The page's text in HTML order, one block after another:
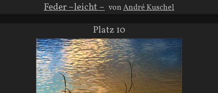
Feder ~leicht ~ vonAndré Kuschel
Platz 10